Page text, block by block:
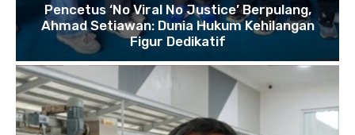
Pencetus ‘No Viral No Justice’ Berpulang,
Ahmad Setiawan: Dunia Hukum Kehilangan
Figur Dedikatif